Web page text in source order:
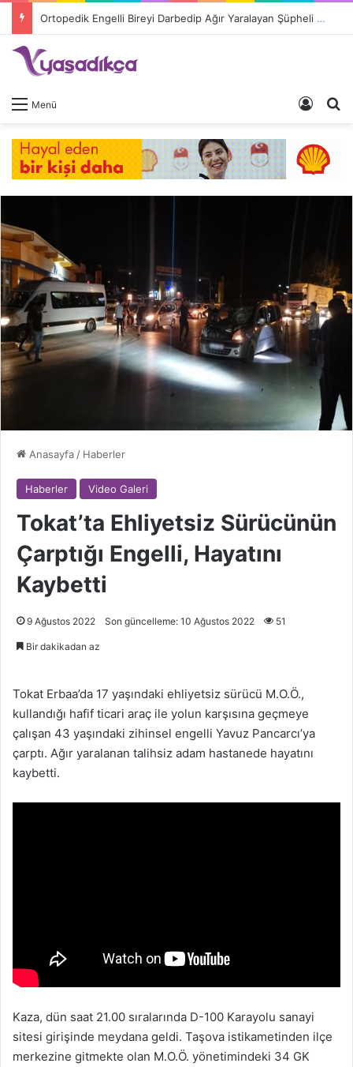
Ortopedik Engelli Bireyi Darbedip Ağır Yaralayan Şüpheli Tutuklandı
Menü Giriş
Anasayfa / Haberler
Haberler Video Galeri
Tokat’ta Ehliyetsiz Sürücünün
Çarptığı Engelli, Hayatını
Kaybetti
9 Ağustos 2022 Son güncelleme: 10 Ağustos 2022 51
Bir dakikadan az
Tokat Erbaa’da 17 yaşındaki ehliyetsiz sürücü M.O.Ö.,
kullandığı hafif ticari araç ile yolun karşısına geçmeye
çalışan 43 yaşındaki zihinsel engelli Yavuz Pancarcı’ya
çarptı. Ağır yaralanan talihsiz adam hastanede hayatını
kaybetti.
Kaza, dün saat 21.00 sıralarında D-100 Karayolu sanayi
sitesi girişinde meydana geldi. Taşova istikametinden ilçe
merkezine gitmekte olan M.O.Ö. yönetimindeki 34 GK